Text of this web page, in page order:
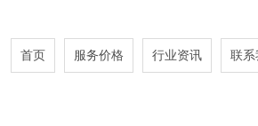
首页 服务价格 行业资讯 联系